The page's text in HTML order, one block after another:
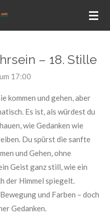
– 18. Stille
17:00
kommen und gehen, aber
Es ist, als würdest du
wie Gedanken wie
Du spürst die sanfte
und Gehen, ohne
Geist ganz still, wie ein
der Himmel spiegelt.
und Farben – doch
Gedanken.